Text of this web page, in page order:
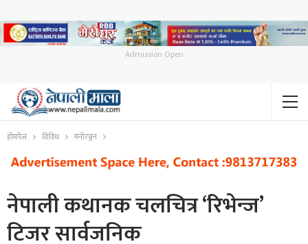
Admission Open
होमपेज विविध मनोरञ्जन
नेपाली कथानक चलचित्र ‘रिभेन्ज’
टिजर सार्वजनिक